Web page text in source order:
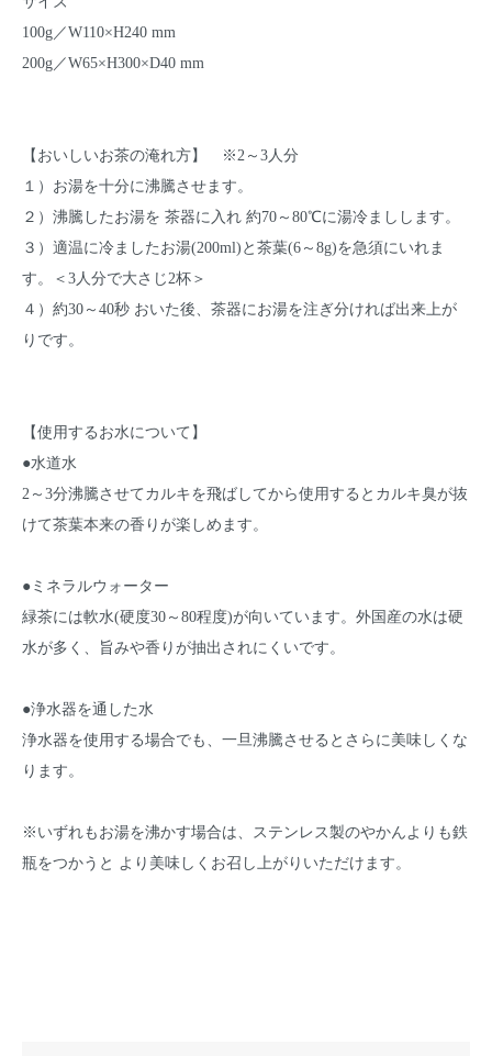
100g／W110×H240 mm
200g／W65×H300×D40 mm
【おいしいお茶の淹れ方】 ※2～3人分
１）お湯を十分に沸騰させます。
２）沸騰したお湯を 茶器に入れ 約70～80℃に湯冷ましします。
３）適温に冷ましたお湯(200ml)と茶葉(6～8g)を急須にいれま
す。＜3人分で大さじ2杯＞
４）約30～40秒 おいた後、茶器にお湯を注ぎ分ければ出来上が
りです。
【使用するお水について】
●水道水
2～3分沸騰させてカルキを飛ばしてから使用するとカルキ臭が抜
けて茶葉本来の香りが楽しめます。
●ミネラルウォーター
緑茶には軟水(硬度30～80程度)が向いています。外国産の水は硬
水が多く、旨みや香りが抽出されにくいです。
●浄水器を通した水
浄水器を使用する場合でも、一旦沸騰させるとさらに美味しくな
ります。
※いずれもお湯を沸かす場合は、ステンレス製のやかんよりも鉄
瓶をつかうと より美味しくお召し上がりいただけます。